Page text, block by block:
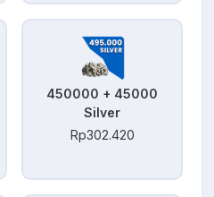
450000 + 45000
Silver
Rp302.420